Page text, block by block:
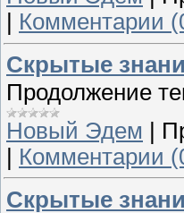
Комментарии
Скрытые
Продолжение
Новый Эдем
Комментарии
Скрытые